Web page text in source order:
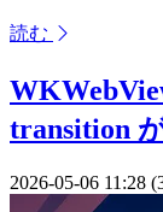
読む
transition
2026-05-06 11:28